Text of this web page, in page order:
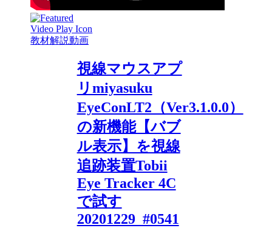
教材解説動画
視線マウスアプ
リmiyasuku
EyeConLT2（Ver3.1.0.0）
の新機能【バブ
ル表示】を視線
追跡装置Tobii
Eye Tracker 4C
で試す
20201229_#0541